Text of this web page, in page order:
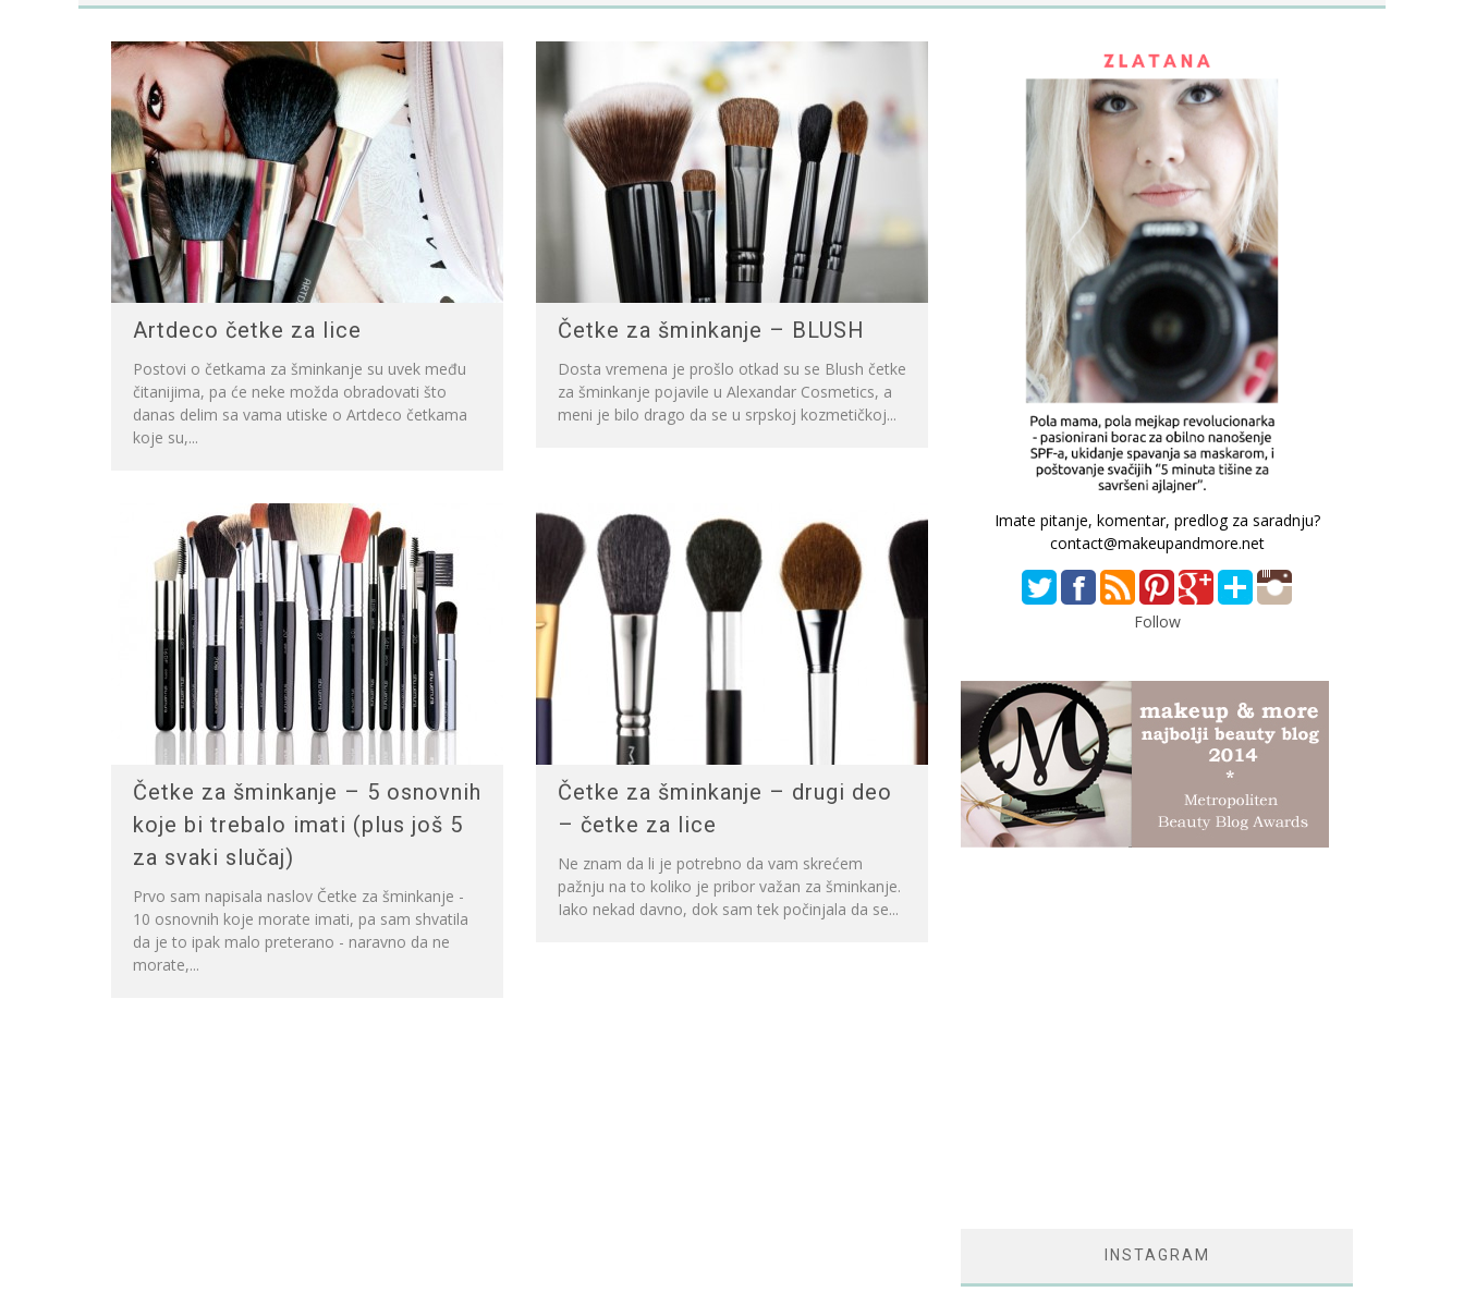
Artdeco četke za lice
Postovi o četkama za šminkanje su uvek među
čitanijima, pa će neke možda obradovati što
danas delim sa vama utiske o Artdeco četkama
koje su,...
Četke za šminkanje – BLUSH
Dosta vremena je prošlo otkad su se Blush četke
za šminkanje pojavile u Alexandar Cosmetics, a
meni je bilo drago da se u srpskoj kozmetičkoj...
Četke za šminkanje – 5 osnovnih
koje bi trebalo imati (plus još 5
za svaki slučaj)
Prvo sam napisala naslov Četke za šminkanje -
10 osnovnih koje morate imati, pa sam shvatila
da je to ipak malo preterano - naravno da ne
morate,...
Četke za šminkanje – drugi deo
– četke za lice
Ne znam da li je potrebno da vam skrećem
pažnju na to koliko je pribor važan za šminkanje.
Iako nekad davno, dok sam tek počinjala da se...
Imate pitanje, komentar, predlog za saradnju?
contact@makeupandmore.net
Follow
INSTAGRAM